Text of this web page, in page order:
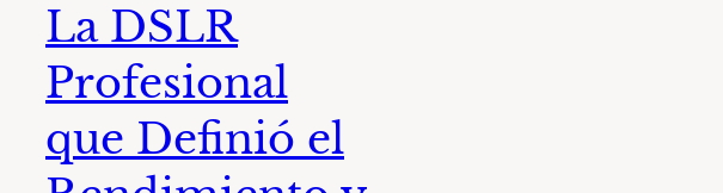
La DSLR
Profesional
que Definió el